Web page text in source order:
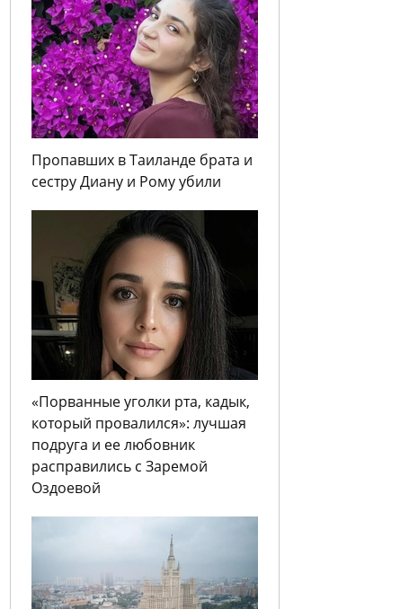
Пропавших в Таиланде брата и
сестру Диану и Рому убили
«Порванные уголки рта, кадык,
который провалился»: лучшая
подруга и ее любовник
расправились с Заремой
Оздоевой